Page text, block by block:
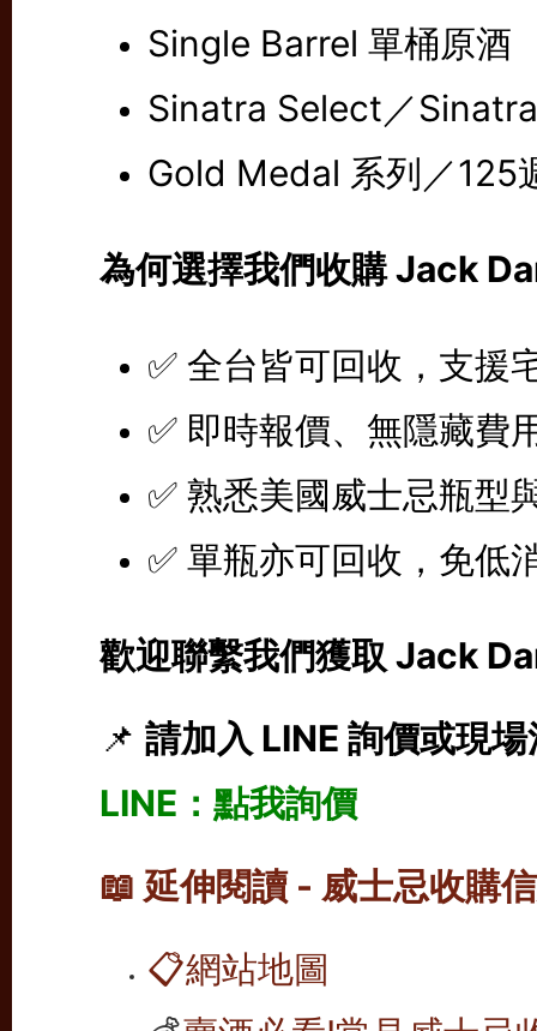
Single Barrel 單桶原酒
Sinatra Select／
Gold Medal 系列／125
為何選擇我們收購 Jack
✅ 全台皆可回收，支援
✅ 即時報價、無隱藏費
✅ 熟悉美國威士忌瓶型
✅ 單瓶亦可回收，免低
歡迎聯繫我們獲取 Jack
📌 請加入 LINE 詢價或現
LINE： 點我詢價
📖 延伸閱讀 - 威士忌收購
📋網站地圖